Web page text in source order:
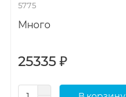
5775
Много
25335 ₽